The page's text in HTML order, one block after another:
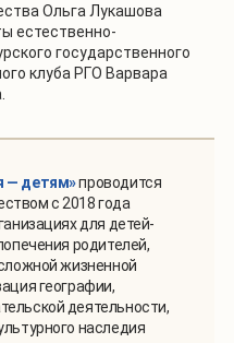
Ольга Лукашова
естественно-
государственного
клуба РГО Варвара
— детям»проводится
с 2018 года
для детей-
родителей,
жизненной
географии,
деятельности,
наследия